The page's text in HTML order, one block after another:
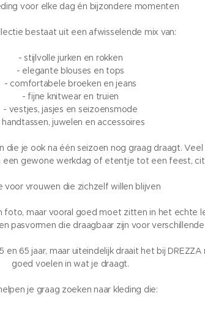
voor elke dag én bijzondere momenten
bestaat uit een afwisselende mix van:
- stijlvolle jurken en rokken
- elegante blouses en tops
- comfortabele broeken en jeans
- fijne knitwear en truien
- vestjes, jasjes en seizoensmode
handtassen, juwelen en accessoires
je ook na één seizoen nog graag draagt.
een gewone werkdag of etentje tot een feest,
voor vrouwen die zichzelf willen blijven
maar vooral goed moet zitten in het echte
pasvormen die draagbaar zijn voor
65 jaar, maar uiteindelijk draait het bij
goed voelen in wat je draagt.
je graag zoeken naar kleding die: